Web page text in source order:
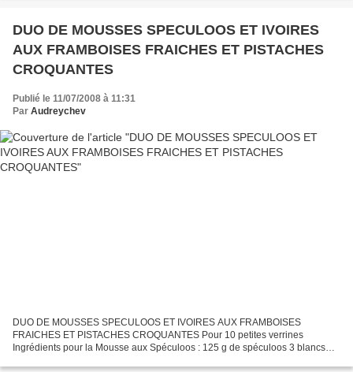
DUO DE MOUSSES SPECULOOS ET IVOIRES
AUX FRAMBOISES FRAICHES ET PISTACHES
CROQUANTES
Publié le 11/07/2008 à 11:31
Par Audreychev
DUO DE MOUSSES SPECULOOS ET IVOIRES AUX FRAMBOISES
FRAICHES ET PISTACHES CROQUANTES Pour 10 petites verrines
Ingrédients pour la Mousse aux Spéculoos : 125 g de spéculoos 3 blancs